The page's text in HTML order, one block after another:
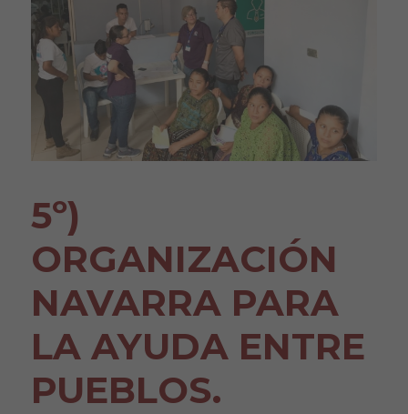
5º)
ORGANIZACIÓN
NAVARRA PARA
LA AYUDA ENTRE
PUEBLOS.